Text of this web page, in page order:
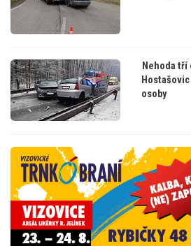
Nehoda
osoby